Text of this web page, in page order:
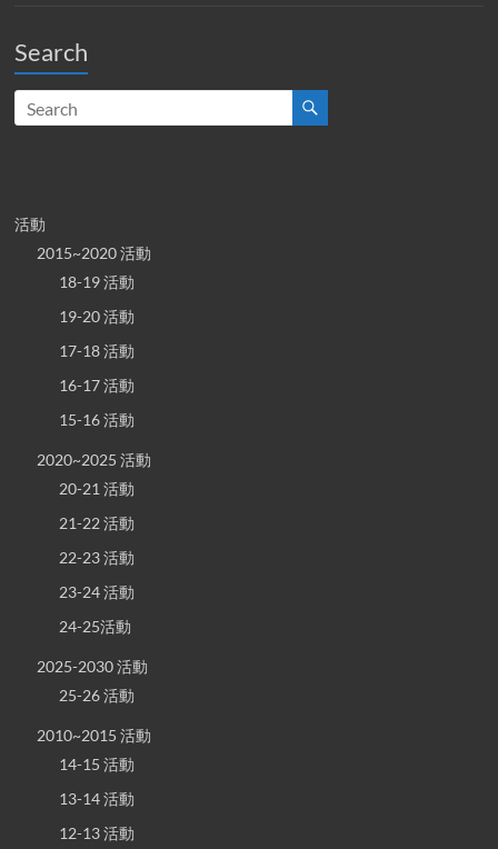
Search
活動
2015~2020 活動
18-19 活動
19-20 活動
17-18 活動
16-17 活動
15-16 活動
2020~2025 活動
20-21 活動
21-22 活動
22-23 活動
23-24 活動
24-25活動
2025-2030 活動
25-26 活動
2010~2015 活動
14-15 活動
13-14 活動
12-13 活動